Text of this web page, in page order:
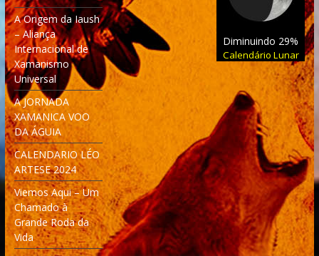
A Origem da Iaush
– Aliança
Internacional de
Xamanismo
Universal
A JORNADA
XAMANICA VOO
DA ÁGUIA
CALENDARIO LÉO
ARTESE 2024
Viemos Aqui – Um
Chamado à
Grande Roda da
Vida
Diminuindo 29%
Calendário Lunar